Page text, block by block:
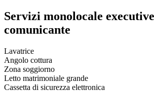
Servizi monolocale executive
comunicante
Lavatrice
Angolo cottura
Zona soggiorno
Letto matrimoniale grande
Cassetta di sicurezza elettronica